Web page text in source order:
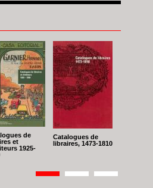
de
et
1925-
Catalogues de
libraires, 1473-1810
Pagination
Page
1 Page
2 Page
3